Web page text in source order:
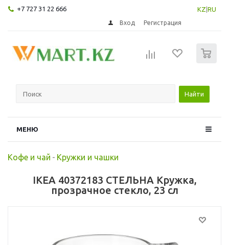
+7 727 31 22 666 KZ RU
Вход Регистрация
Найти
МЕНЮ
Кофе и чай - Кружки и чашки
IKEA 40372183 СТЕЛЬНА Кружка,
прозрачное стекло, 23 сл